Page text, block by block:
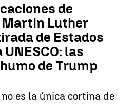
de
Luther
de Estados
las
de Trump
es la única cortina de